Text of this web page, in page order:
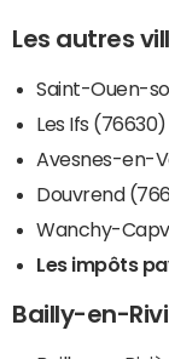
Les autres
Saint-Ouen-
Les Ifs (76630)
Avesnes-en-
Douvrend
Wanchy-
Les impôts
Bailly-en-